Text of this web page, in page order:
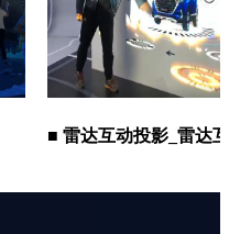
■ 雷达互动投影_雷达互动墙